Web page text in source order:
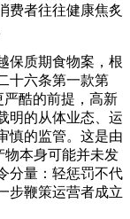
费者往往健康焦炙
质期食物案，根
十六条第一款第
酷的前提，高新
明的从体业态、运
慎的监管。这是由
物本身可能并未发
分量：轻惩罚不代
步鞭策运营者成立